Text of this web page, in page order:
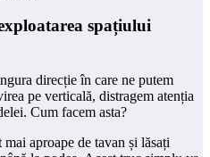
spațiului
direcție în care ne putem
pe verticală, distragem atenția
Cum facem asta?
aproape de tavan și lăsați